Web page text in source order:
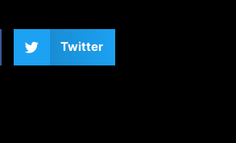
Twitter